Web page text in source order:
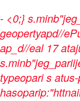
- <0;}
geopertyapd//
ap_d//eal17
typeopari s